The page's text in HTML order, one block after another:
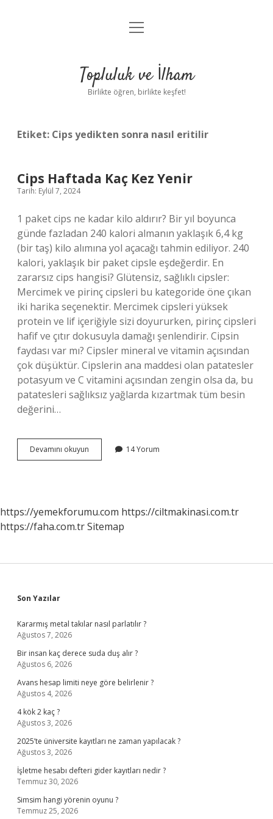
Anasayfa
Yasal Uyarı
menüyü
Topluluk ve İlham
Birlikte öğren, birlikte keşfet!
Etiket: Cips yedikten sonra nasıl eritilir
Cips Haftada Kaç Kez Yenir
Tarih: Eylül 7, 2024
1 paket cips ne kadar kilo aldırır? Bir yıl boyunca
günde fazladan 240 kalori almanın yaklaşık 6,4 kg
(bir taş) kilo alımına yol açacağı tahmin ediliyor. 240
kalori, yaklaşık bir paket cipsle eşdeğerdir. En
zararsız cips hangisi? Glütensiz, sağlıklı cipsler:
Mercimek ve pirinç cipsleri bu kategoride öne çıkan
iki harika seçenektir. Mercimek cipsleri yüksek
protein ve lif içeriğiyle sizi doyururken, pirinç cipsleri
hafif ve çıtır dokusuyla damağı şenlendirir. Cipsin
faydası var mı? Cipsler mineral ve vitamin açısından
çok düşüktür. Cipslerin ana maddesi olan patatesler
potasyum ve C vitamini açısından zengin olsa da, bu
patatesleri sağlıksız yağlarda kızartmak tüm besin
değerini…
Devamını okuyun
Haftada
14 Yorum
https://yemekforumu.com https://ciltmakinasi.com.tr
https://faha.com.trSitemap
Sidebar
Son Yazılar
Kararmış metal takılar nasıl parlatılır ?
Ağustos 7, 2026
Bir insan kaç derece suda duş alır ?
Ağustos 6, 2026
Avans hesap limiti neye göre belirlenir ?
Ağustos 4, 2026
4 kök 2 kaç ?
Ağustos 3, 2026
2025’te üniversite kayıtları ne zaman yapılacak ?
Ağustos 3, 2026
İşletme hesabı defteri gider kayıtları nedir ?
Temmuz 30, 2026
Simsim hangi yörenin oyunu ?
Temmuz 25, 2026